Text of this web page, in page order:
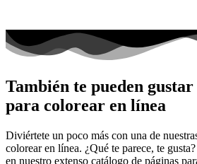
También te pueden gustar
para colorear en línea
Diviértete un poco más con una de
colorear en línea. ¿Qué te parece, te
en nuestro extenso catálogo de páginas